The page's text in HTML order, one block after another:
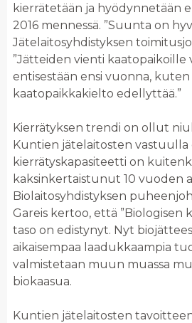
kierrätetään ja hyödynnetään
2016 mennessä. ”Suunta on
Jätelaitosyhdistyksen
”Jätteiden vienti kaatopaikoille
entisestään ensi vuonna, kuten
kaatopaikkakielto edellyttää.”
Kierrätyksen trendi on ollut
Kuntien jätelaitosten vastuulla
kierrätyskapasiteetti on
kaksinkertaistunut 10 vuoden
Biolaitosyhdistyksen
Gareis kertoo, että ”Biologisen
taso on edistynyt. Nyt
aikaisempaa laadukkaampia
valmistetaan muun muassa
biokaasua.
Kuntien jätelaitosten